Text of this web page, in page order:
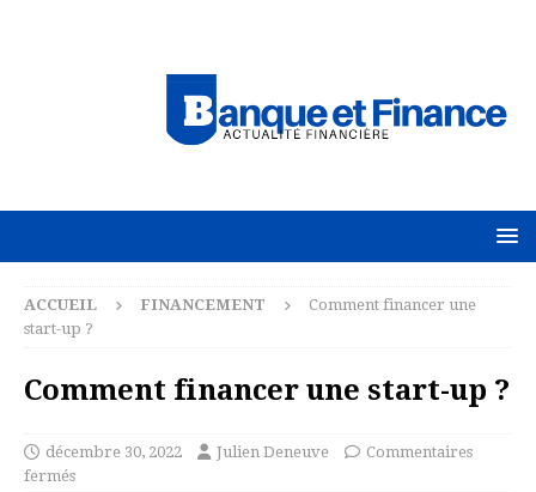
ACCUEIL FINANCEMENT
Comment financer une
start-up ?
Comment financer une start-up ?
décembre 30, 2022 Julien Deneuve
Commentaires
fermés